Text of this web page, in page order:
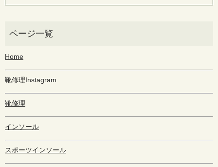
Home
靴修理Instagram
靴修理
インソール
スポーツインソール